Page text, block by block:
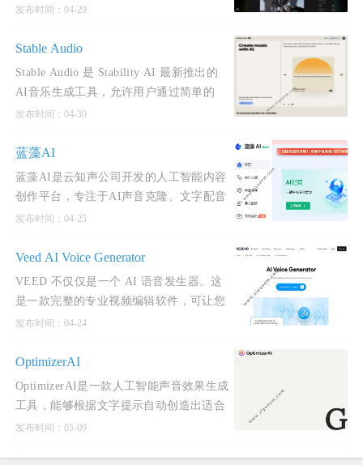
合内容创作者视频或播客的每一部分，生
发布时间：04-29
Stable Audio
Stable Audio 是 Stability AI 最新推出的
AI音乐生成工具，允许用户通过简单的
Web 界面使用 AI 技术生成原创音乐和音
发布时间：04-30
蓝藻AI
蓝藻AI是云知声公司开发的人工智能内容
创作平台，专注于AI声音克隆、文字配音
和文案创作服务。
发布时间：04-25
Veed AI Voice Generator
VEED 不仅仅是一个 AI 语音发生器。这
是一款完整的专业视频编辑软件，可让您
在几分钟内创建令人惊叹的视频。您不需
发布时间：04-24
OptimizerAI
OptimizerAI是一款人工智能声音效果生成
工具，能够根据文字提示自动创造出适合
多种场景的声音和音效，如游戏中的射击
发布时间：05-09